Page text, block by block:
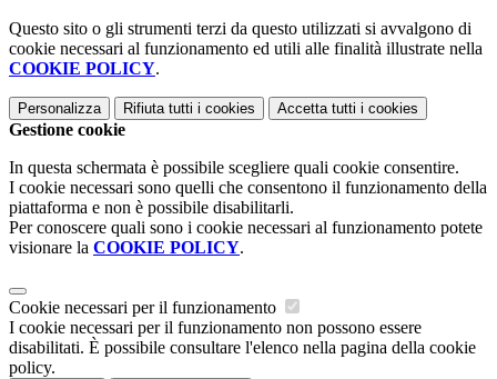
Questo sito o gli strumenti terzi da questo utilizzati si avvalgono di
cookie necessari al funzionamento ed utili alle finalità illustrate nella
COOKIE POLICY.
Personalizza Rifiuta tutti i cookies Accetta tutti i cookies
Gestione cookie
In questa schermata è possibile scegliere quali cookie consentire.
I cookie necessari sono quelli che consentono il funzionamento della
piattaforma e non è possibile disabilitarli.
Per conoscere quali sono i cookie necessari al funzionamento potete
visionare la COOKIE POLICY.
Cookie necessari per il funzionamento
I cookie necessari per il funzionamento non possono essere
disabilitati. È possibile consultare l'elenco nella pagina della cookie
policy.